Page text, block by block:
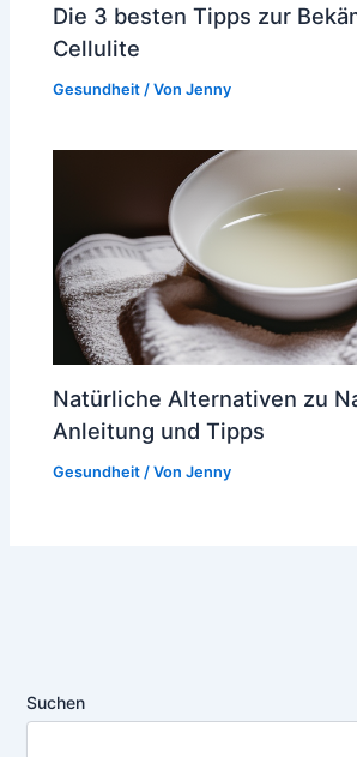
Die 3 besten Tipps zur
Cellulite
Gesundheit / VonJenny
Natürliche Alternativen zu
Anleitung und Tipps
Gesundheit / VonJenny
Suchen